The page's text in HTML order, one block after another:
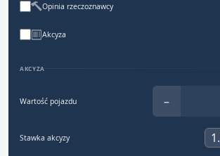
Opinia rzeczoznawcy
Akcyza
AKCYZA
Wartość pojazdu −
Stawka akcyzy